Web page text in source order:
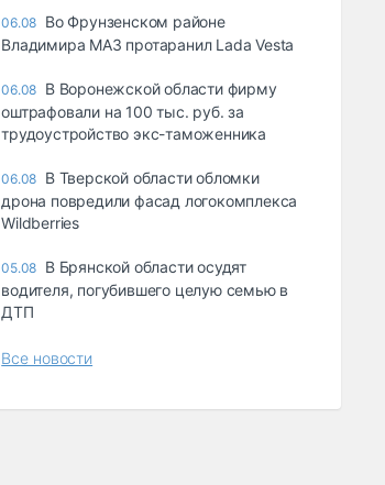
06.08 Во Фрунзенском районе
Владимира МАЗ протаранил Lada Vesta
06.08 В Воронежской области фирму
оштрафовали на 100 тыс. руб. за
трудоустройство экс-таможенника
06.08 В Тверской области обломки
дрона повредили фасад логокомплекса
Wildberries
05.08 В Брянской области осудят
водителя, погубившего целую семью в
ДТП
Все новости